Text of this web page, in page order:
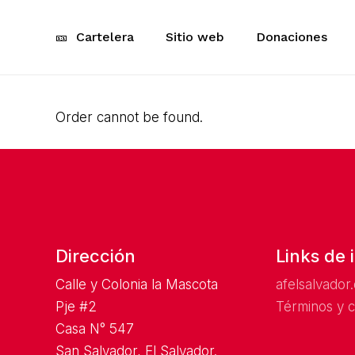
🎫 Cartelera Sitio web Donaciones
Order cannot be found.
Dirección
Calle y Colonia la Mascota
Pje #2
Casa N° 547
San Salvador, El Salvador.
Links de
a
Términos y